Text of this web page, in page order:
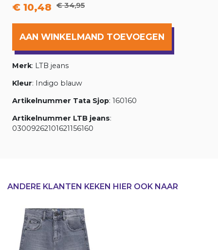
€ 10,48 € 34,95
AAN WINKELMAND TOEVOEGEN
Merk: LTB jeans
Kleur: Indigo blauw
Artikelnummer Tata Sjop: 160160
Artikelnummer LTB jeans:
03009262101621156160
ANDERE KLANTEN KEKEN HIER OOK NAAR